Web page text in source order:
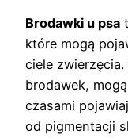
Brodawki u psa
które mogą
ciele
brodawek,
czasami
od pigmentacji